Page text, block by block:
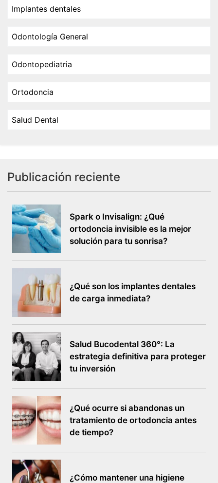
Implantes dentales
Odontología General
Odontopediatria
Ortodoncia
Salud Dental
Publicación reciente
Spark o Invisalign: ¿Qué
ortodoncia invisible es la mejor
solución para tu sonrisa?
¿Qué son los implantes dentales
de carga inmediata?
Salud Bucodental 360°: La
estrategia definitiva para proteger
tu inversión
¿Qué ocurre si abandonas un
tratamiento de ortodoncia antes
de tiempo?
¿Cómo mantener una higiene